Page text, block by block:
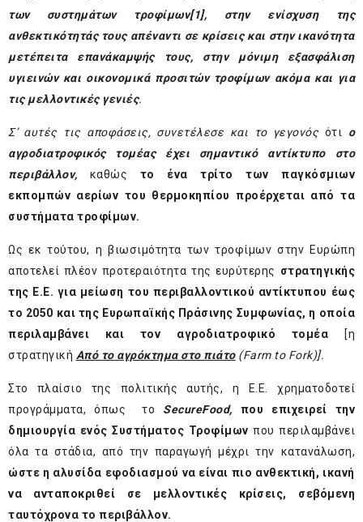
των συστημάτων τροφίμων[1], στην ενίσχυση της
ανθεκτικότητάς τους απέναντι σε κρίσεις και στην ικανότητα
μετέπειτα επανάκαμψής τους, στην μόνιμη εξασφάλιση
υγιεινών και οικονομικά προσιτών τροφίμων ακόμα και για
τις μελλοντικές γενιές.
Σ’ αυτές τις αποφάσεις, συνετέλεσε και το γεγονός ότι ο
αγροδιατροφικός τομέας έχει σημαντικό αντίκτυπο στο
περιβάλλον, καθώς το ένα τρίτο
των παγκόσμιων
εκπομπών αερίων του θερμοκηπίου προέρχεται από τα
συστήματα τροφίμων.
Ως εκ τούτου, η βιωσιμότητα των τροφίμων στην Ευρώπη
αποτελεί πλέον προτεραιότητα της ευρύτερης στρατηγικής
της Ε.Ε. για μείωση του περιβαλλοντικού αντίκτυπου έως
το 2050 και της Ευρωπαϊκής Πράσινης Συμφωνίας, η οποία
περιλαμβάνει και τον αγροδιατροφικό τομέα
[η
στρατηγική Από το αγρόκτημα στο πιάτο(Farm to Fork)].
Στο πλαίσιο της πολιτικής αυτής, η Ε.Ε. χρηματοδοτεί
προγράμματα, όπως το SecureFood, που επιχειρεί την
δημιουργία ενός Συστήματος Τροφίμων που περιλαμβάνει
όλα τα στάδια, από την παραγωγή μέχρι την κατανάλωση,
ώστε η αλυσίδα εφοδιασμού να είναι πιο ανθεκτική, ικανή
να ανταποκριθεί σε μελλοντικές κρίσεις, σεβόμενη
ταυτόχρονα το περιβάλλον.